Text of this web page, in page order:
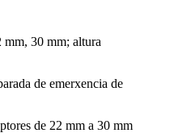
30 mm; altura
de emerxencia de
de 22 mm a 30 mm